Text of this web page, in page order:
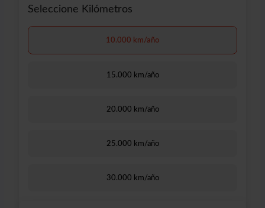
Seleccione Kilómetros
10.000 km/año
15.000 km/año
20.000 km/año
25.000 km/año
30.000 km/año